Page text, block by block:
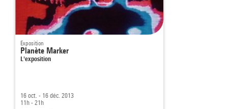
Exposition
Planète Marker
L'exposition
16 oct. - 16 déc. 2013
11h - 21h